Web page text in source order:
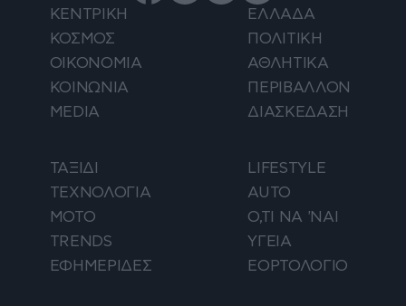
ΚΕΝΤΡΙΚΗ
ΕΛΛΑΔΑ
ΚΟΣΜΟΣ
ΠΟΛΙΤΙΚΗ
ΟΙΚΟΝΟΜΙΑ
ΑΘΛΗΤΙΚΑ
ΚΟΙΝΩΝΙΑ
ΠΕΡΙΒΑΛΛΟΝ
MEDIA
ΔΙΑΣΚΕΔΑΣΗ
ΤΑΞΙΔΙ
LIFESTYLE
ΤΕΧΝΟΛΟΓΙΑ
AUTO
ΜΟΤΟ
Ο,ΤΙ ΝΑ 'ΝΑΙ
TRENDS
ΥΓΕΙΑ
ΕΦΗΜΕΡΙΔΕΣ
ΕΟΡΤΟΛΟΓΙΟ